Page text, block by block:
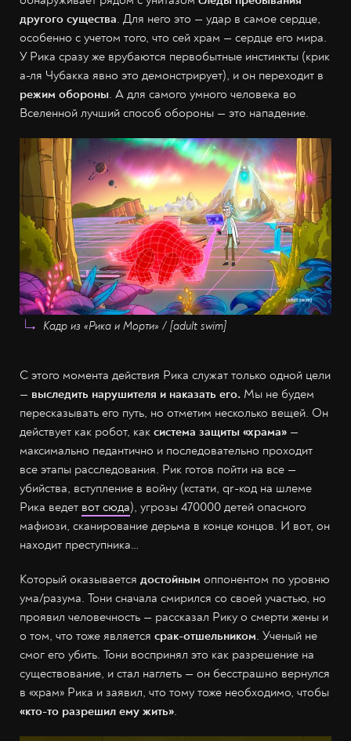
другого существа. Для него это — удар в самое сердце,
особенно с учетом того, что сей храм — сердце его мира.
У Рика сразу же врубаются первобытные инстинкты (крик
а-ля Чубакка явно это демонстрирует), и он переходит в
режим обороны. А для самого умного человека во
Вселенной лучший способ обороны — это нападение.
Кадр из «Рика и Морти» / [adult swim]
С этого момента действия Рика служат только одной цели
— выследить нарушителя и наказать его. Мы не будем
пересказывать его путь, но отметим несколько вещей. Он
действует как робот, как система защиты «храма» —
максимально педантично и последовательно проходит
все этапы расследования. Рик готов пойти на все —
убийства, вступление в войну (кстати, qr-код на шлеме
Рика ведет вот сюда), угрозы 470000 детей опасного
мафиози, сканирование дерьма в конце концов. И вот, он
находит преступника…
Который оказывается достойным оппонентом по уровню
ума/разума. Тони сначала смирился со своей участью, но
проявил человечность — рассказал Рику о смерти жены и
о том, что тоже является срак-отшельником. Ученый не
смог его убить. Тони воспринял это как разрешение на
существование, и стал наглеть — он бесстрашно вернулся
в «храм» Рика и заявил, что тому тоже необходимо, чтобы
«кто-то разрешил ему жить».